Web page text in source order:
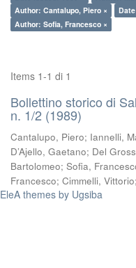
Author: Cantalupo, Piero ×
Author: Sofia, Francesco ×
Items 1-1 di 1
Bollettino storico di
n. 1/2 (1989)
Cantalupo, Piero; Iannelli,
D’Ajello, Gaetano; Del
Bartolomeo; Sofia,
Francesco; Cimmelli, Vittorio;
EleA themes by Ugsiba